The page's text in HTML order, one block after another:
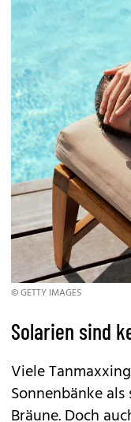
© GETTY IMAGES
Solarien sind
Viele
Sonnenbänke
Bräune. Doch